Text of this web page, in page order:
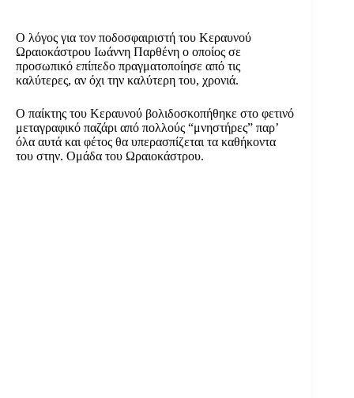
Ο λόγος για τον ποδοσφαιριστή του Κεραυνού
Ωραιοκάστρου Ιωάννη Παρθένη ο οποίος σε
προσωπικό επίπεδο πραγματοποίησε από τις
καλύτερες, αν όχι την καλύτερη του, χρονιά.
Ο παίκτης του Κεραυνού βολιδοσκοπήθηκε στο φετινό
μεταγραφικό παζάρι από πολλούς “μνηστήρες” παρ’
όλα αυτά και φέτος θα υπερασπίζεται τα καθήκοντα
του στην. Ομάδα του Ωραιοκάστρου.